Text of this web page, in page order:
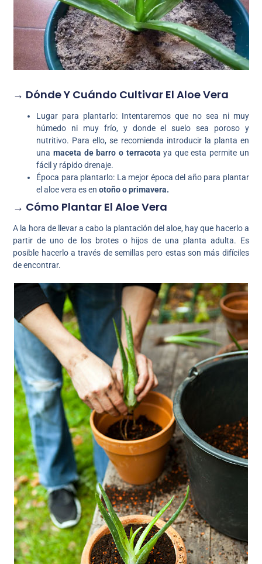
→ Dónde Y Cuándo Cultivar El Aloe Vera
Lugar para plantarlo: Intentaremos que no sea ni muy
húmedo ni muy frío, y donde el suelo sea poroso y
nutritivo. Para ello, se recomienda introducir la planta en
unamaceta de barro o terracota ya que esta permite un
fácil y rápido drenaje.
Época para plantarlo: La mejor época del año para plantar
el aloe vera es enotoño o primavera.
→ Cómo Plantar El Aloe Vera
A la hora de llevar a cabo la plantación del aloe, hay que hacerlo a
partir de uno de los brotes o hijos de una planta adulta. Es
posible hacerlo a través de semillas pero estas son más difíciles
de encontrar.